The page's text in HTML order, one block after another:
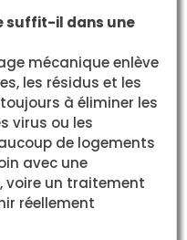
suffit-il dans une
mécanique enlève
les résidus et les
à éliminer les
virus ou les
de logements
avec une
voire un traitement
réellement